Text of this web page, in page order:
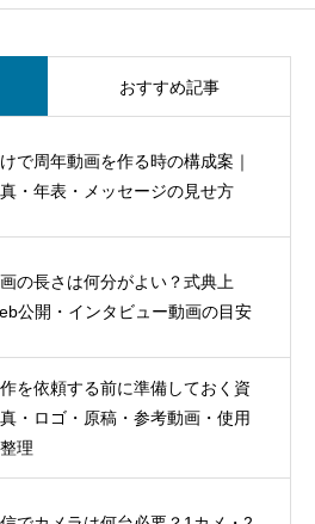
おすすめ記事
で周年動画を作る時の構成案｜
・年表・メッセージの見せ方
の長さは何分がよい？式典上
公開・インタビュー動画の目安
を依頼する前に準備しておく資
・ロゴ・原稿・参考動画・使用
理
由｜自動バックアップとWordPres
しない選び方と用途別の推しモデ
学ぶ構図の極意：初心者から上